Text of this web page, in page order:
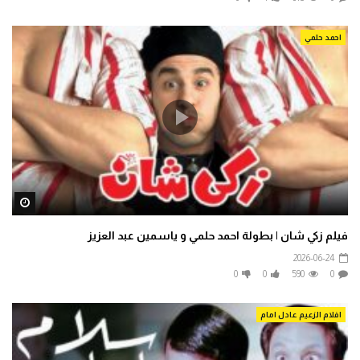
احمد حلمي
فيلم زكي شان | بطولة احمد حلمي و ياسمين عبد العزيز
2026-06-24
0
590
0
0
افلام الزعيم عادل امام